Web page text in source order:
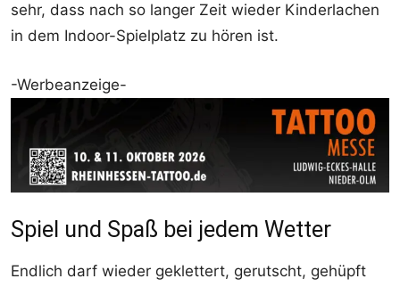
sehr, dass nach so langer Zeit wieder Kinderlachen
in dem Indoor-Spielplatz zu hören ist.
-Werbeanzeige-
Spiel und Spaß bei jedem Wetter
Endlich darf wieder geklettert, gerutscht, gehüpft